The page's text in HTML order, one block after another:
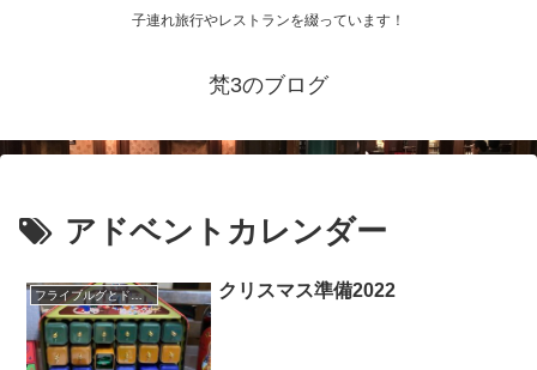
子連れ旅行やレストランを綴っています！
梵3のブログ
アドベントカレンダー
フライブルグとドイツグルメ クリスマス準備2022